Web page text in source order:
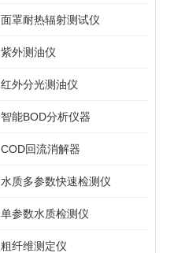
面罩耐热辐射测试仪
紫外测油仪
红外分光测油仪
智能BOD分析仪器
COD回流消解器
水质多参数快速检测仪
单参数水质检测仪
粗纤维测定仪